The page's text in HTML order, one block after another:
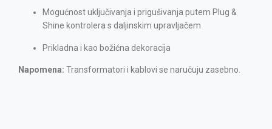
Mogućnost uključivanja i prigušivanja putem Plug &
Shine kontrolera s daljinskim upravljačem
Prikladna i kao božićna dekoracija
Napomena: Transformatori i kablovi se naručuju zasebno.